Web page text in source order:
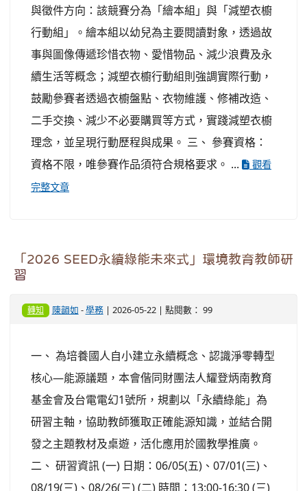
與徵件方向：該競賽分為「繪本組」與「減塑衣櫥
行動組」。繪本組以幼兒為主要閱讀對象，透過故
事與圖像傳遞珍惜衣物、愛惜物品、減少浪費及永
續生活等概念；減塑衣櫥行動組則強調實際行動，
鼓勵參賽者透過衣櫥盤點、衣物維護、修補改造、
二手交換、減少不必要購買等方式，實踐減塑衣櫥
理念，並呈現行動歷程與成果。 三、 參賽資格：
資格不限，唯參賽作品須符合規格要求。 ...
觀看
完整文章
「2026 SEED永續綠能未來式」環境教育教師研
習
轉知 陳韻如 -學務| 2026-05-22 | 點閱數： 99
一、 為培養國人自小建立永續概念、認識淨零轉型
核心—能源議題，本會偕同財團法人耀登炳南教育
基金會及台電電幻1號所，規劃以「永續綠能」為
研習主軸，協助教師獲取正確能源知識，並結合開
發之主題教材及桌遊，活化應用於國教學推廣。
二、 研習資訊 (一) 日期：06/05(五)、07/01(三)、
08/19(三)、08/26(三) (二) 時間：13:00-16:30 (三)